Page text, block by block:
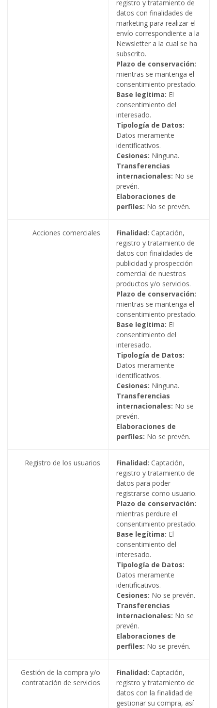
registro y tratamiento de
datos con finalidades de
marketing para realizar el
envío correspondiente a la
Newsletter a la cual se ha
subscrito.
Plazo de conservación:
mientras se mantenga el
consentimiento prestado.
Base legítima: El
consentimiento del
interesado.
Tipología de Datos:
Datos meramente
identificativos.
Cesiones: Ninguna.
Transferencias
internacionales: No se
prevén.
Elaboraciones de
perfiles: No se prevén.
Acciones comerciales Finalidad: Captación,
registro y tratamiento de
datos con finalidades de
publicidad y prospección
comercial de nuestros
productos y/o servicios.
Plazo de conservación:
mientras se mantenga el
consentimiento prestado.
Base legítima: El
consentimiento del
interesado.
Tipología de Datos:
Datos meramente
identificativos.
Cesiones: Ninguna.
Transferencias
internacionales: No se
prevén.
Elaboraciones de
perfiles: No se prevén.
Registro de los usuarios Finalidad: Captación,
registro y tratamiento de
datos para poder
registrarse como usuario.
Plazo de conservación:
mientras perdure el
consentimiento prestado.
Base legítima: El
consentimiento del
interesado.
Tipología de Datos:
Datos meramente
identificativos.
Cesiones: No se prevén.
Transferencias
internacionales: No se
prevén.
Elaboraciones de
perfiles: No se prevén.
Gestión de la compra y/o
contratación de servicios
Finalidad: Captación,
registro y tratamiento de
datos con la finalidad de
gestionar su compra, así